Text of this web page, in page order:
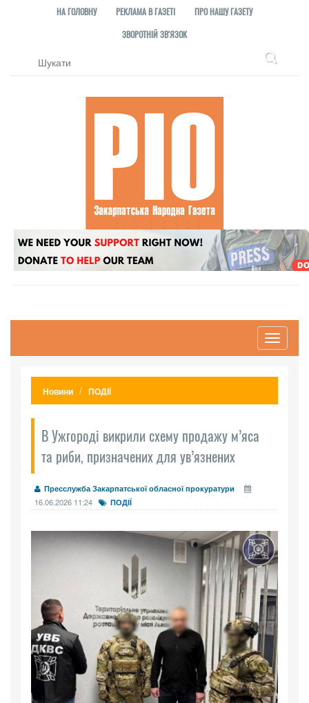
НА ГОЛОВНУ РЕКЛАМА В ГАЗЕТІ
ПРО НАШУ ГАЗЕТУ
ЗВОРОТНІЙ ЗВ'ЯЗОК
Toggle
Новини ПОДІЇ
В Ужгороді викрили схему продажу м’яса
та риби, призначених для ув’язнених
Пресслужба Закарпатської обласної прокуратури
16.06.2026 11:24 ПОДІЇ